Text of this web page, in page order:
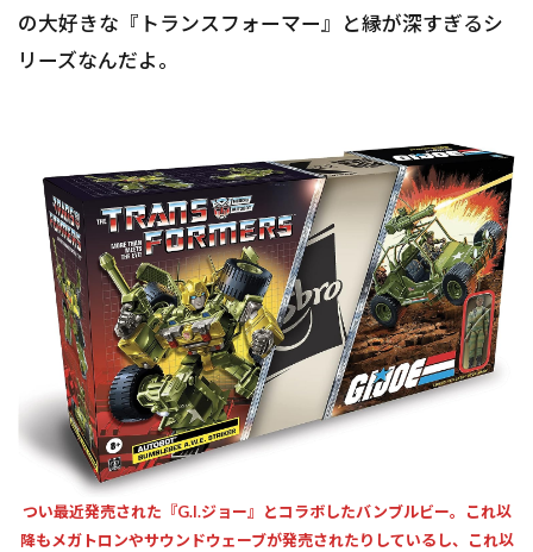
の大好きな『トランスフォーマー』と縁が深すぎるシ
リーズなんだよ。
つい最近発売された『G.I.ジョー』とコラボしたバンブルビー。これ以
降もメガトロンやサウンドウェーブが発売されたりしているし、これ以